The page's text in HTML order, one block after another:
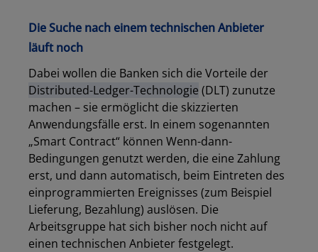
Die Suche nach einem technischen Anbieter
läuft noch
Dabei wollen die Banken sich die Vorteile der
Distributed-Ledger-Technologie (DLT) zunutze
machen – sie ermöglicht die skizzierten
Anwendungsfälle erst. In einem sogenannten
„Smart Contract“ können Wenn-dann-
Bedingungen genutzt werden, die eine Zahlung
erst, und dann automatisch, beim Eintreten des
einprogrammierten Ereignisses (zum Beispiel
Lieferung, Bezahlung) auslösen. Die
Arbeitsgruppe hat sich bisher noch nicht auf
einen technischen Anbieter festgelegt.
Los